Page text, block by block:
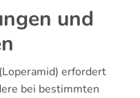
und
erfordert
bei bestimmten